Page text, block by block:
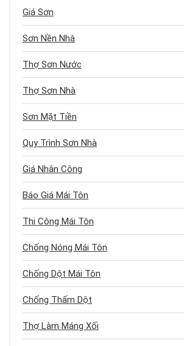
Giá Sơn
Sơn Nền Nhà
Thợ Sơn Nước
Thợ Sơn Nhà
Sơn Mặt Tiền
Quy Trình Sơn Nhà
Giá Nhân Công
Báo Giá Mái Tôn
Thi Công Mái Tôn
Chống Nóng Mái Tôn
Chống Dột Mái Tôn
Chống Thấm Dột
Thợ Làm Máng Xối